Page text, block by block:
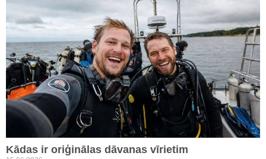
Kādas ir oriģinālas dāvanas vīrietim